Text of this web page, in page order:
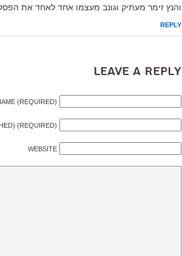
והנץ זימר מעתיק וגונב מעצמו אחד לאחד את
REPLY
Leave a Reply
(REQUIRED)
(REQUIRED)
WEBSITE